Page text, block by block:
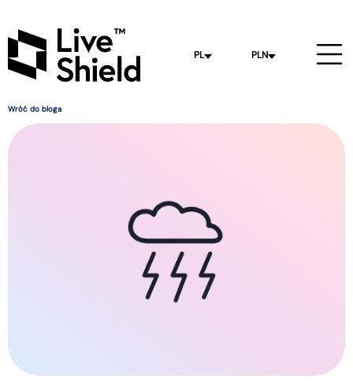
PL PLN
Wróć do bloga